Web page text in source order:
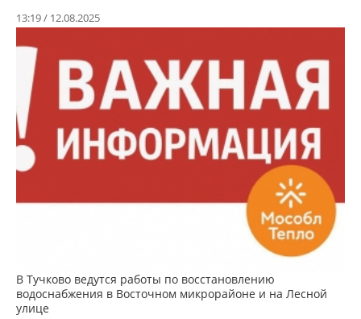
13:19 / 12.08.2025
В Тучково ведутся работы по восстановлению
водоснабжения в Восточном микрорайоне и на Лесной
улице